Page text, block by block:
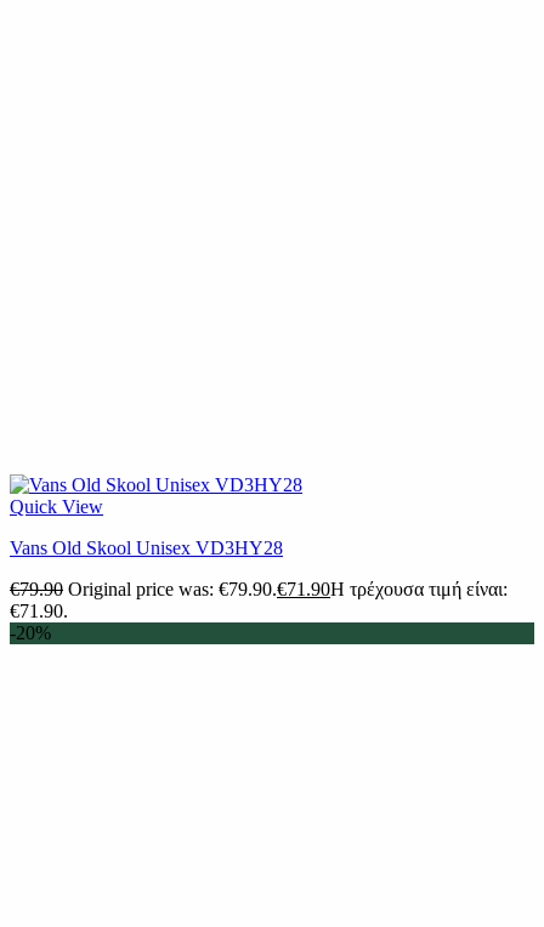
Quick View
Vans Old Skool Unisex VD3HY28
€79.90 Original price was: €79.90.€71.90Η τρέχουσα τιμή είναι:
€71.90.
-20%